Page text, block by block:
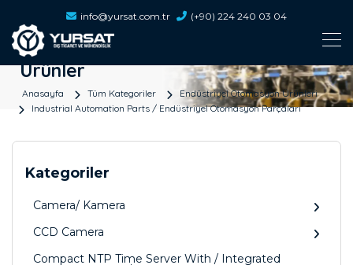
info@yursat.com.tr (+90) 224 240 03 04
Ürünler
Anasayfa Tüm Kategoriler
Endüstriyel Otomasyon Ürünleri
Industrial Automation Parts / Endüstriyel Otomasyon Parçaları
Kategoriler
Camera/ Kamera
CCD Camera
Compact NTP Time Server With / Integrated